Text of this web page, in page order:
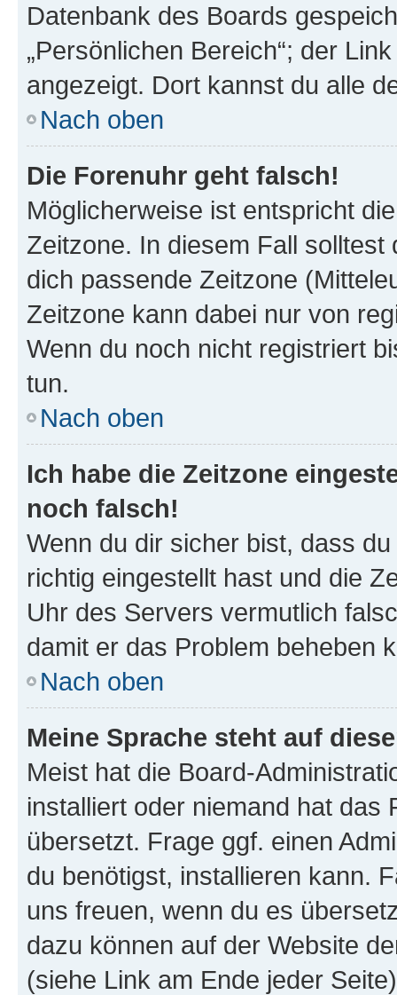
Datenbank des Boards
„Persönlichen Bereich“; der
angezeigt. Dort kannst du alle
Nach oben
Die Forenuhr geht falsch!
Möglicherweise ist entspricht
Zeitzone. In diesem Fall solltest
dich passende Zeitzone
Zeitzone kann dabei nur von
Wenn du noch nicht registriert
tun.
Nach oben
Ich habe die Zeitzone
noch falsch!
Wenn du dir sicher bist, dass
richtig eingestellt hast und die
Uhr des Servers vermutlich
damit er das Problem beheben
Nach oben
Meine Sprache steht auf
Meist hat die Board-
installiert oder niemand hat das
übersetzt. Frage ggf. einen
du benötigst, installieren kann.
uns freuen, wenn du es
dazu können auf der Website
(siehe Link am Ende jeder